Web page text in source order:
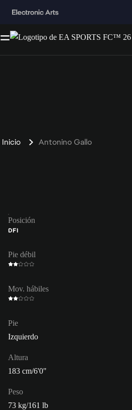
Inicio Antonino Gallo
Posición
DFI
Pie débil
Mov. hábiles
Pie
Izquierdo
Altura
183 cm/6'0"
Peso
73 kg/161 lb